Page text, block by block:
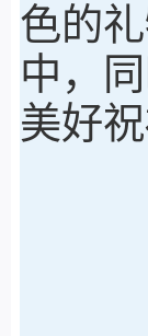
色的
中，
美好祝